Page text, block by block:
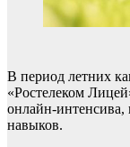
В период летних
«Ростелеком
онлайн-
навыков.